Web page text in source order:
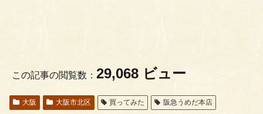
この記事の閲覧数： 29,068 ビュー
大阪 大阪市北区 買ってみた 阪急うめだ本店